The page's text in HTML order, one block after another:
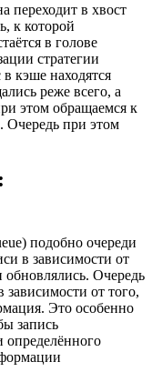
переходит в хвост
к которой
в голове
стратегии
кэше находятся
реже всего, а
этом обращаемся к
Очередь при этом
подобно очереди
в зависимости от
обновлялись. Очередь
зависимости от того,
Это особенно
запись
определённого